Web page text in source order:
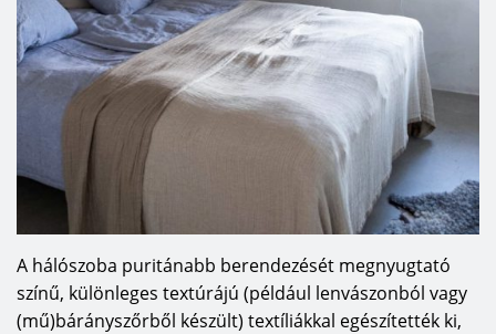
A hálószoba puritánabb berendezését megnyugtató
színű, különleges textúrájú (például lenvászonból vagy
(mű)bárányszőrből készült) textíliákkal egészítették ki,